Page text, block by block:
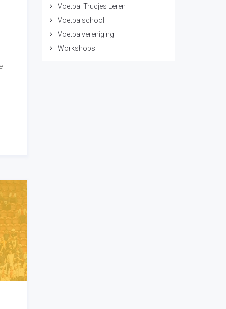
Voetbal Trucjes Leren
Voetbalschool
Voetbalvereniging
Workshops